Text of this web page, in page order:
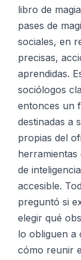
libro de
pases de
sociales, en
precisas,
aprendidas.
sociólogos
entonces un
destinadas a
propias del
de
accesible.
preguntó si
elegir qué
lo obliguen a
cómo reunir